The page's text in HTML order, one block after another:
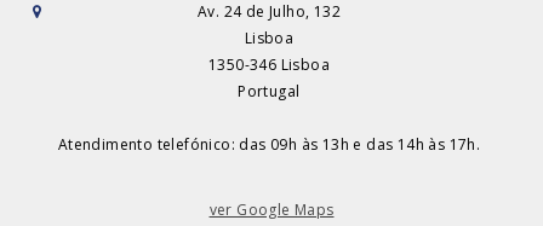
Av. 24 de Julho, 132
Lisboa
1350-346 Lisboa
Portugal
Atendimento telefónico: das 09h às 13h e das 14h às 17h.
ver Google Maps